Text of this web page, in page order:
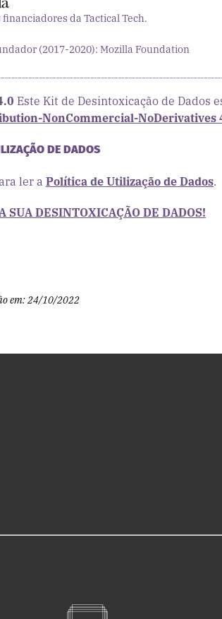
financiadores da Tactical Tech.
(2017-2020): Mozilla Foundation
Este Kit de Desintoxicação de Dados
NonCommercial-
DE DADOS
ler a Política de Utilização de Dados.
SUA DESINTOXICAÇÃO DE DADOS!
em:24/10/2022